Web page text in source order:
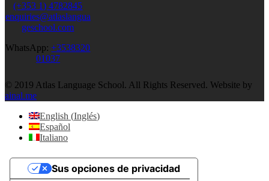
(+353 1) 4782845
enquiries@atlaslangua
geschool.com
WhatsApp:+3538320
01037
© 2019 Atlas Language School. All Rights Reserved. Website by
ainal.me
English (Inglés)
Español
Italiano
Sus opciones de privacidad